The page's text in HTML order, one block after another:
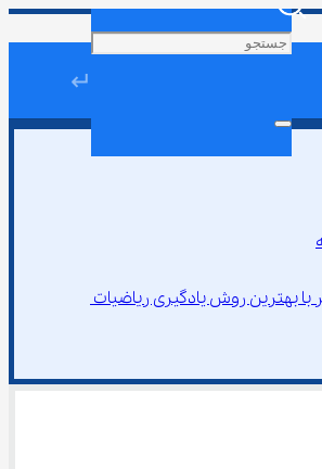
↵
با بهترین روش یادگیری ریاضیات